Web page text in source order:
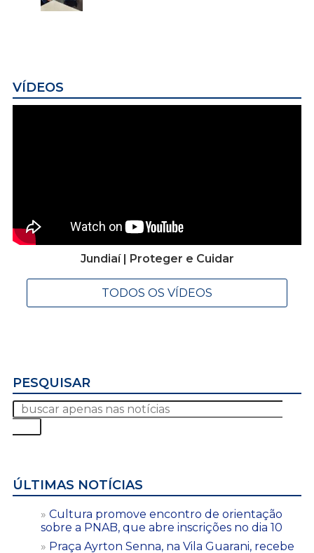
VÍDEOS
Jundiaí | Proteger e Cuidar
TODOS OS VÍDEOS
PESQUISAR
ÚLTIMAS NOTÍCIAS
Cultura promove encontro de orientação
sobre a PNAB, que abre inscrições no dia 10
Praça Ayrton Senna, na Vila Guarani, recebe